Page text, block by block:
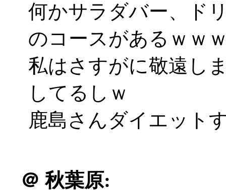
何かサラダバー、ド
のコースがあるｗｗ
私はさすがに敬遠し
してるしｗ
鹿島さんダイエット
＠ 秋葉原: